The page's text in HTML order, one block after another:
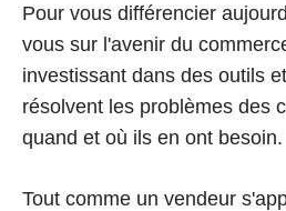
Pour vous différencier
vous sur l'avenir du
investissant dans des outils
résolvent les problèmes des
quand et où ils en ont besoin.
Tout comme un vendeur